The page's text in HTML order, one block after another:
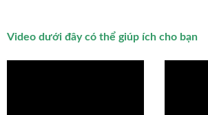
Video dưới đây có thể giúp ích cho bạn